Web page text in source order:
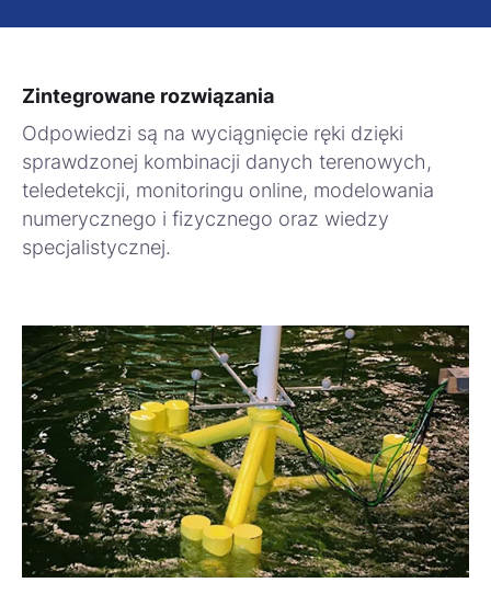
Zintegrowane rozwiązania
Odpowiedzi są na wyciągnięcie ręki dzięki
sprawdzonej kombinacji danych terenowych,
teledetekcji, monitoringu online, modelowania
numerycznego i fizycznego oraz wiedzy
specjalistycznej.